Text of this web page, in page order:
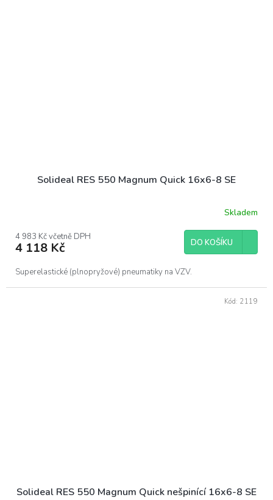
Solideal RES 550 Magnum Quick 16x6-8 SE
Skladem
4 983 Kč včetně DPH
4 118 Kč DO KOŠÍKU
Superelastické (plnopryžové) pneumatiky na VZV.
Solideal RES 550 Magnum Quick nešpinící 16x6-8 SE
Kód: 2119